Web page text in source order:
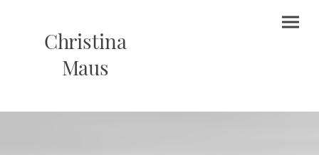
Christina
Maus